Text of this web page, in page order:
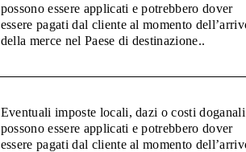
possono essere applicati e potrebbero dover
essere pagati dal cliente al momento
della merce nel Paese di destinazione..
Eventuali imposte locali, dazi o costi doganali
possono essere applicati e potrebbero dover
essere pagati dal cliente al momento